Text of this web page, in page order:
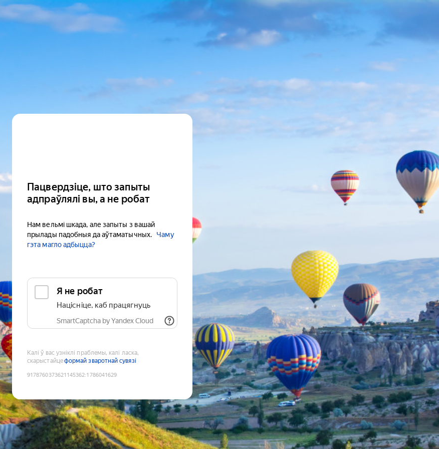
Пацвердзіце, што запыты
адпраўлялі вы, а не робат
Нам вельмі шкада, але запыты з вашай
прылады падобныя да аўтаматычных.
Чаму
гэта магло адбыцца?
Я не робат
Націсніце, каб працягнуць
SmartCaptcha by Yandex Cloud
Калі ў вас узніклі праблемы, калі ласка,
скарыстайцеформай зваротнай сувязі
9178760373621145362:1786041629